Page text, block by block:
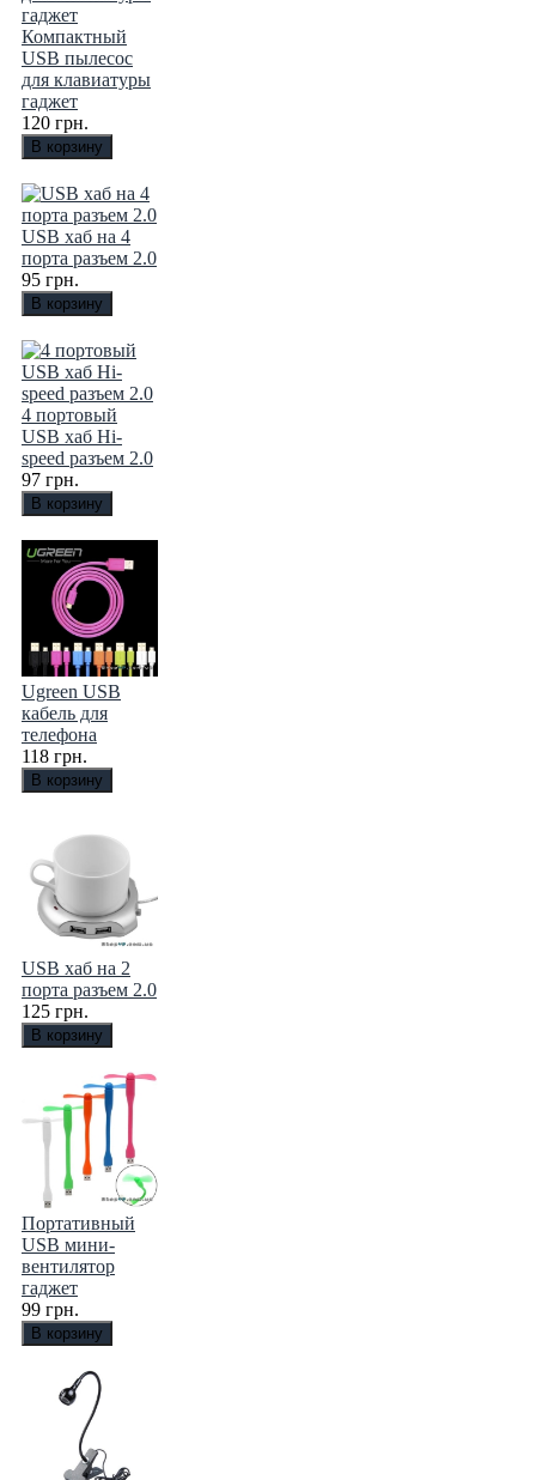
Компактный
USB пылесос
для клавиатуры
гаджет
120 грн.
USB хаб на 4
порта разъем 2.0
95 грн.
4 портовый
USB хаб Hi-
speed разъем 2.0
97 грн.
Ugreen USB
кабель для
телефона
118 грн.
USB хаб на 2
порта разъем 2.0
125 грн.
Портативный
USB мини-
вентилятор
гаджет
99 грн.